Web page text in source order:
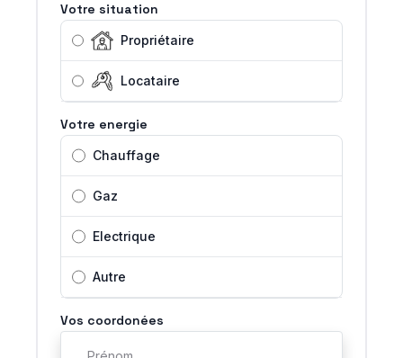
Votre situation
Propriétaire
Locataire
Votre energie
Chauffage
Gaz
Electrique
Autre
Vos coordonées